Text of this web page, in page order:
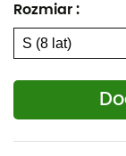
Rozmiar :
chroni przed
śniegu. Pozwól
odkrywać bez
i